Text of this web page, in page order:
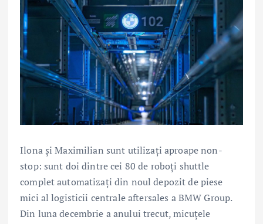
Ilona şi Maximilian sunt utilizaţi aproape non-
stop: sunt doi dintre cei 80 de roboţi shuttle
complet automatizaţi din noul depozit de piese
mici al logisticii centrale aftersales a BMW Group.
Din luna decembrie a anului trecut, micuţele